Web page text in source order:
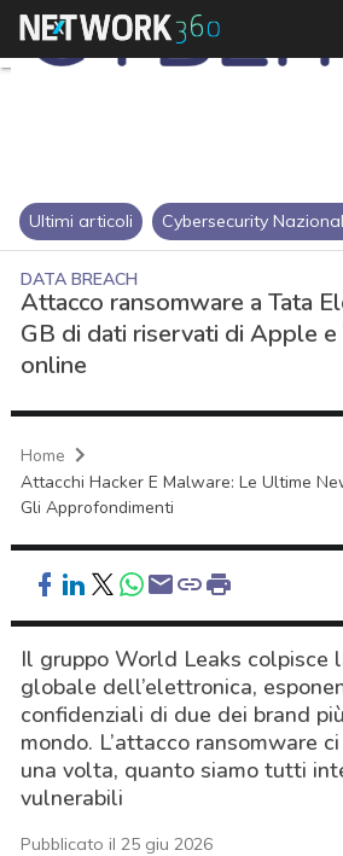
Ultimi articoli Cybersecurity
DATA BREACH
Attacco ransomware a Tata
GB di dati riservati di Apple
online
Home
Attacchi Hacker E Malware: Le Ultime
Gli Approfondimenti
Il gruppo World Leaks colpisce
globale dell’elettronica,
confidenziali di due dei brand
mondo. L’attacco ransomware
una volta, quanto siamo tutti
vulnerabili
Pubblicato il 25 giu 2026